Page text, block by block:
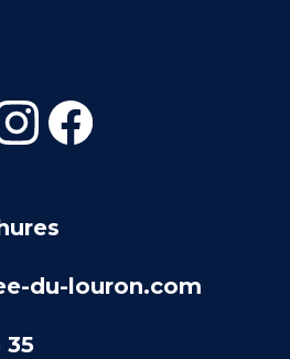
du-louron.com
35